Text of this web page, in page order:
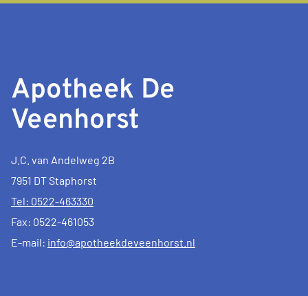
Apotheek De
Veenhorst
J.C. van Andelweg 2B
7951 DT Staphorst
Tel: 0522-463330
Fax: 0522-461053
E-mail: info@apotheekdeveenhorst.nl